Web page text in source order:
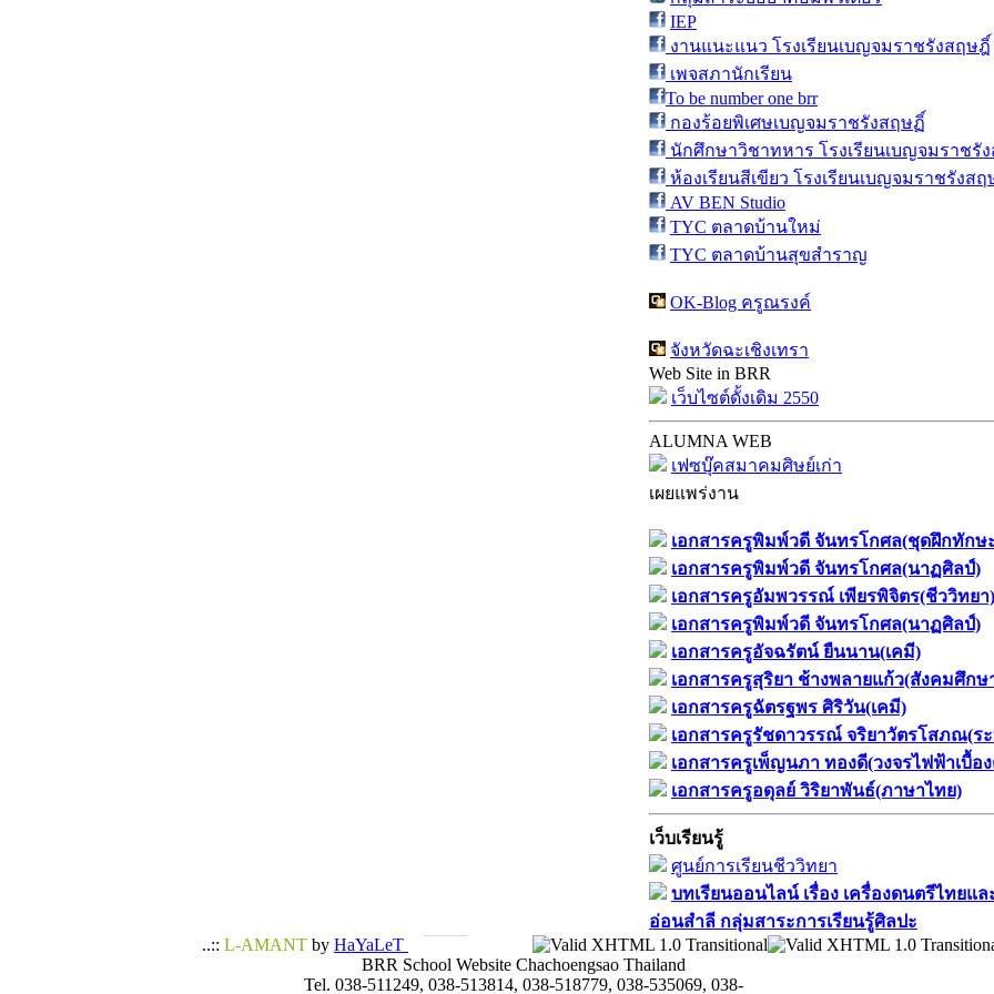
IEP
งานแนะแนว โรงเรียนเบญจมราชรังสฤษฎิ์
เพจสภานักเรียน
To be number one brr
กองร้อยพิเศษเบญจมราชรังสฤษฏิ์
นักศึกษาวิชาทหาร โรงเรียนเบญจมราชรั
ห้องเรียนสีเขียว โรงเรียนเบญจมราชรังสฤ
AV BEN Studio
TYC ตลาดบ้านใหม่
TYC ตลาดบ้านสุขสำราญ
OK-Blog ครูณรงค์
จังหวัดฉะเชิงเทรา
Web Site in BRR
เว็บไซต์ดั้งเดิม 2550
ALUMNA WEB
เฟซบุ๊คสมาคมศิษย์เก่า
เผยแพร่งาน
เอกสารครูพิมพ์วดี จันทรโกศล(ชุดฝึกทักษ
เอกสารครูพิมพ์วดี จันทรโกศล(นาฏศิลป์)
เอกสารครูอัมพวรรณ์ เพียรพิจิตร(ชีววิทยา)
เอกสารครูพิมพ์วดี จันทรโกศล(นาฏศิลป์)
เอกสารครูอัจฉรัตน์ ยืนนาน(เคมี)
เอกสารครูสุริยา ช้างพลายแก้ว(สังคมศึกษ
เอกสารครูฉัตรฐพร ศิริวัน(เคมี)
เอกสารครูรัชดาวรรณ์ จริยาวัตรโสภณ(ร
เอกสารครูเพ็ญนภา ทองดี(วงจรไฟฟ้าเบื้อ
เอกสารครูอดุลย์ วิริยาพันธ์(ภาษาไทย)
เว็บเรียนรู้
ศูนย์การเรียนชีววิทยา
บทเรียนออนไลน์​ เรื่อง​ เครื่องดนตรีไทย
อ่อนสำลี​ กลุ่มสาระการเรียนรู้ศิลปะ
..:: L-AMANT by HaYaLeT
BRR School Website Chachoengsao Thailand
Tel. 038-511249, 038-513814, 038-518779, 038-535069, 038-